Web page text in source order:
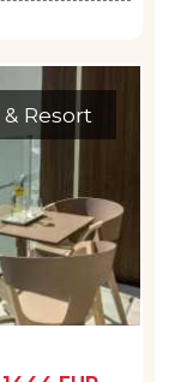
Resort